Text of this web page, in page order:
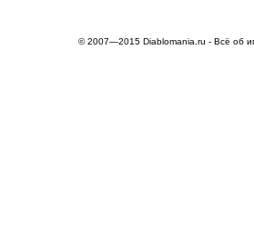
© 2007—2015 Diablomania.ru - Всё об